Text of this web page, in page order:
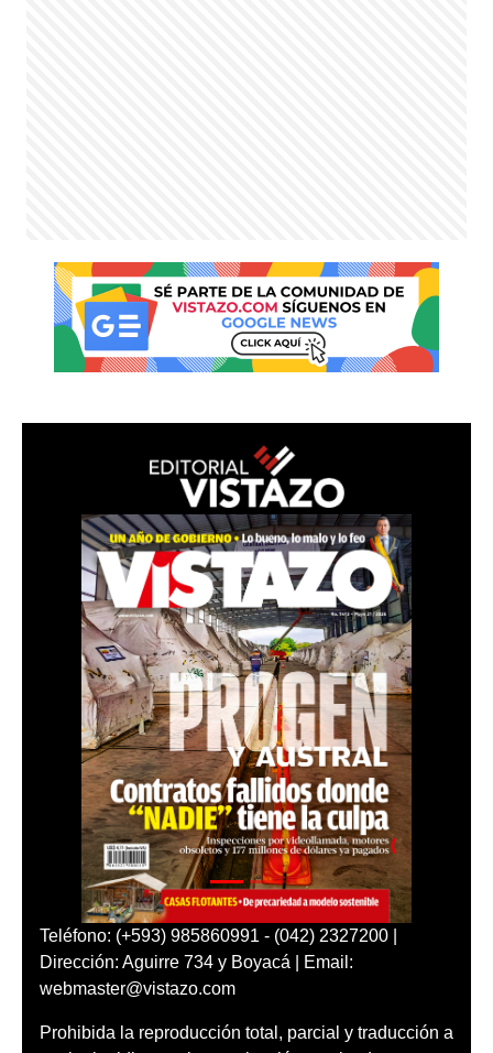
Teléfono: (+593) 985860991 - (042) 2327200 |
Dirección: Aguirre 734 y Boyacá | Email:
webmaster@vistazo.com
Prohibida la reproducción total, parcial y traducción a